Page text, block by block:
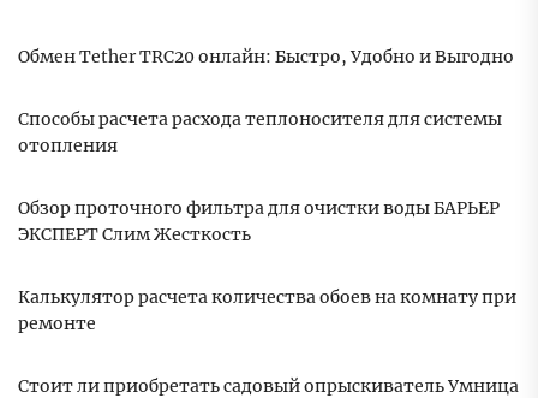
Обмен Tether TRC20 онлайн: Быстро, Удобно и Выгодно
Способы расчета расхода теплоносителя для системы
отопления
Обзор проточного фильтра для очистки воды БАРЬЕР
ЭКСПЕРТ Слим Жесткость
Калькулятор расчета количества обоев на комнату при
ремонте
Стоит ли приобретать садовый опрыскиватель Умница